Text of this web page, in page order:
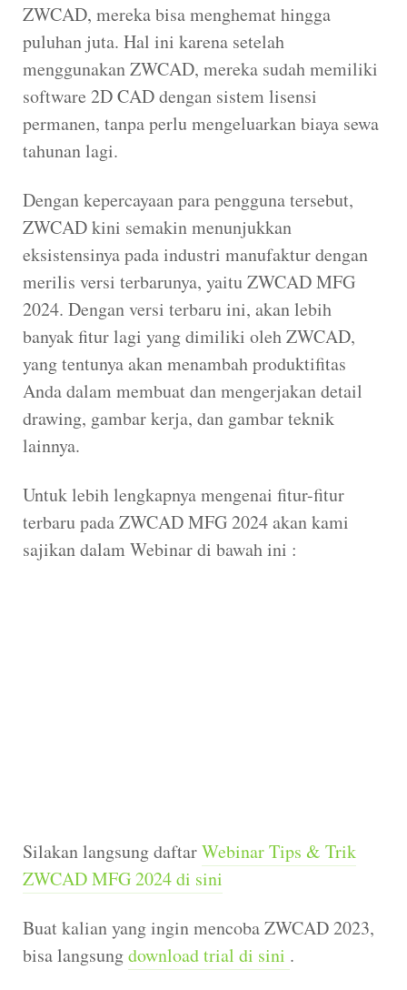
ZWCAD, mereka bisa menghemat hingga
puluhan juta. Hal ini karena setelah
menggunakan ZWCAD, mereka sudah memiliki
software 2D CAD dengan sistem lisensi
permanen, tanpa perlu mengeluarkan biaya sewa
tahunan lagi.
Dengan kepercayaan para pengguna tersebut,
ZWCAD kini semakin menunjukkan
eksistensinya pada industri manufaktur dengan
merilis versi terbarunya, yaitu ZWCAD MFG
2024. Dengan versi terbaru ini, akan lebih
banyak fitur lagi yang dimiliki oleh ZWCAD,
yang tentunya akan menambah produktifitas
Anda dalam membuat dan mengerjakan detail
drawing, gambar kerja, dan gambar teknik
lainnya.
Untuk lebih lengkapnya mengenai fitur-fitur
terbaru pada ZWCAD MFG 2024 akan kami
sajikan dalam Webinar di bawah ini :
Silakan langsung daftarWebinar Tips & Trik
ZWCAD MFG 2024 di sini
Buat kalian yang ingin mencoba ZWCAD 2023,
bisa langsungdownload trial di sini .